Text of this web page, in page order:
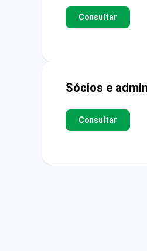
Consultar
Sócios e
Consultar